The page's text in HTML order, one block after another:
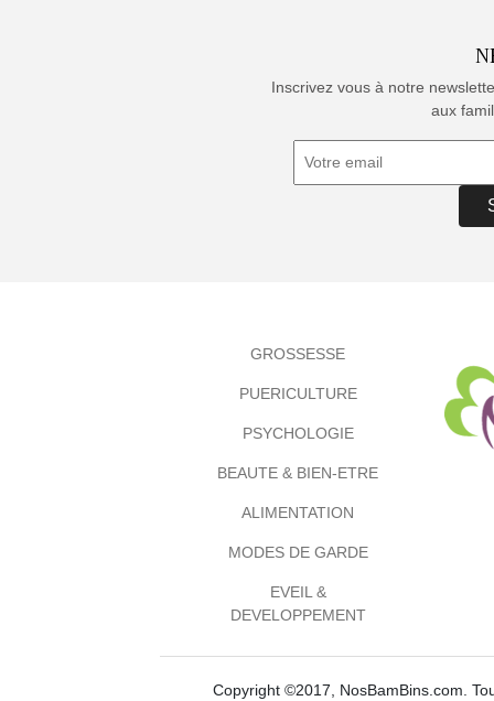
Inscrivez vous à notre
aux
GROSSESSE
PUERICULTURE
PSYCHOLOGIE
BEAUTE & BIEN-ETRE
ALIMENTATION
MODES DE GARDE
EVEIL &
DEVELOPPEMENT
Copyright ©2017, NosBamBins.com.